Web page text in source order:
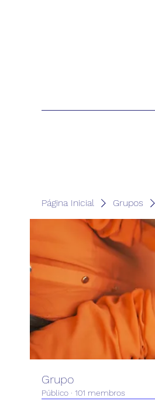
Página Inicial Grupos
Grupo
Público · 101 membros